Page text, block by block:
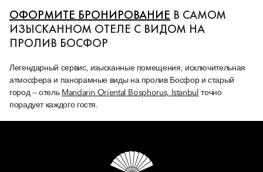
ОФОРМИТЕ БРОНИРОВАНИЕ В САМОМ
ИЗЫСКАННОМ ОТЕЛЕ С ВИДОМ НА
ПРОЛИВ БОСФОР
Легендарный сервис, изысканные помещения, исключительная
атмосфера и панорамные виды на пролив Босфор и старый
город — отель Mandarin Oriental Bosphorus, Istanbul точно
порадует каждого гостя.